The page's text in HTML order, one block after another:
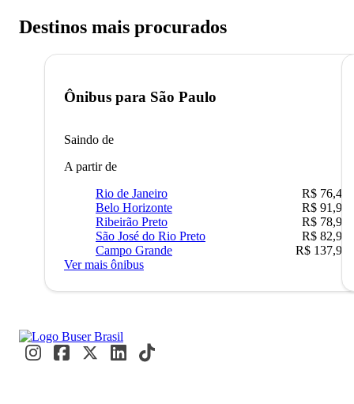
Destinos mais procurados
Ônibus para São Paulo
Saindo de
A partir de
Rio de Janeiro
R$ 76,42
Belo Horizonte
R$ 91,90
Ribeirão Preto
R$ 78,90
São José do Rio Preto
R$ 82,90
Campo Grande
R$ 137,90
Ver mais ônibus